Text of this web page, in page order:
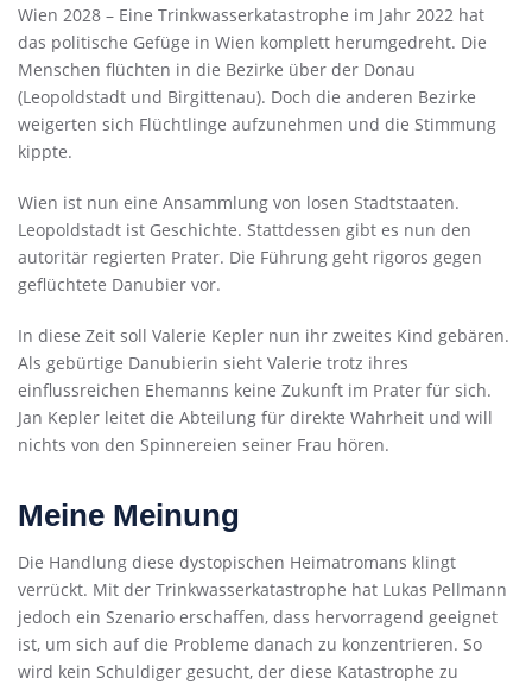
Wien 2028 – Eine Trinkwasserkatastrophe im Jahr 2022 hat
das politische Gefüge in Wien komplett herumgedreht. Die
Menschen flüchten in die Bezirke über der Donau
(Leopoldstadt und Birgittenau). Doch die anderen Bezirke
weigerten sich Flüchtlinge aufzunehmen und die Stimmung
kippte.
Wien ist nun eine Ansammlung von losen Stadtstaaten.
Leopoldstadt ist Geschichte. Stattdessen gibt es nun den
autoritär regierten Prater. Die Führung geht rigoros gegen
geflüchtete Danubier vor.
In diese Zeit soll Valerie Kepler nun ihr zweites Kind gebären.
Als gebürtige Danubierin sieht Valerie trotz ihres
einflussreichen Ehemanns keine Zukunft im Prater für sich.
Jan Kepler leitet die Abteilung für direkte Wahrheit und will
nichts von den Spinnereien seiner Frau hören.
Meine Meinung
Die Handlung diese dystopischen Heimatromans klingt
verrückt. Mit der Trinkwasserkatastrophe hat Lukas Pellmann
jedoch ein Szenario erschaffen, dass hervorragend geeignet
ist, um sich auf die Probleme danach zu konzentrieren. So
wird kein Schuldiger gesucht, der diese Katastrophe zu